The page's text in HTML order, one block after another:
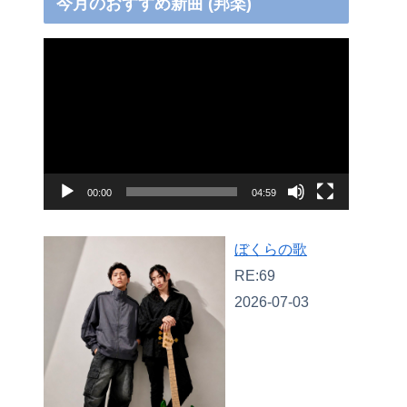
今月のおすすめ新曲 (邦楽)
ー
00:00 04:59
ぼくらの歌
RE:69
2026-07-03